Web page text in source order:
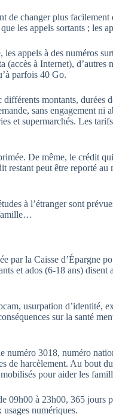
de changer plus facilement
les appels sortants ; les
appels à des numéros
à Internet), d’autres
parfois 40 Go.
montants, durées
sans engagement ni
et supermarchés. Les
De même, le crédit
peut être reporté
à l’étranger sont
famille…
par la Caisse d’Épargne
et ados (6-18 ans)
usurpation d’identité,
sur la santé
numéro 3018, numéro
de harcèlement. Au bout
pour aider les
09h00 à 23h00, 365 jours
numériques.